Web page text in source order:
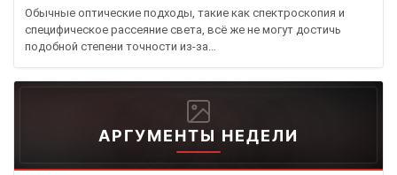
Обычные оптические подходы, такие как спектроскопия и
специфическое рассеяние света, всё же не могут достичь
подобной степени точности из-за…
АРГУМЕНТЫ НЕДЕЛИ